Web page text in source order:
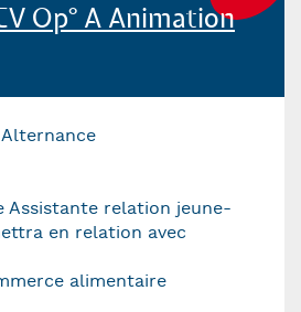
Op° A Animation
Alternance
Assistante relation jeune-
en relation avec
alimentaire